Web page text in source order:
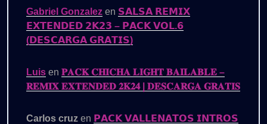
Gabriel Gonzalez en 𝗦𝗔𝗟𝗦𝗔 𝗥𝗘𝗠𝗜𝗫
𝗘𝗫𝗧𝗘𝗡𝗗𝗘𝗗 𝟮𝗞𝟮𝟯 – 𝗣𝗔𝗖𝗞 𝗩𝗢𝗟.𝟲
(𝗗𝗘𝗦𝗖𝗔𝗥𝗚𝗔 𝗚𝗥𝗔𝗧𝗜𝗦)
Luis en 𝐏𝐀𝐂𝐊 𝐂𝐇𝐈𝐂𝐇𝐀 𝐋𝐈𝐆𝐇𝐓 𝐁𝐀𝐈𝐋𝐀𝐁𝐋𝐄 –
𝐑𝐄𝐌𝐈𝐗 𝐄𝐗𝐓𝐄𝐍𝐃𝐄𝐃 𝟐𝐊𝟐𝟒 | 𝐃𝐄𝐒𝐂𝐀𝐑𝐆𝐀 𝐆𝐑𝐀𝐓𝐈𝐒
Carlos cruz en 𝗣𝗔𝗖𝗞 𝗩𝗔𝗟𝗟𝗘𝗡𝗔𝗧𝗢𝗦 𝗜𝗡𝗧𝗥𝗢𝗦